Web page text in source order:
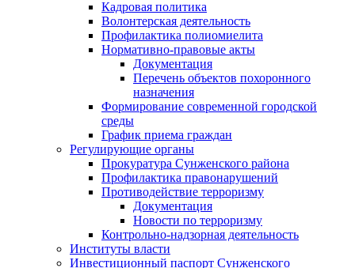
Кадровая политика
Волонтерская деятельность
Профилактика полиомиелита
Нормативно-правовые акты
Документация
Перечень объектов похоронного
назначения
Формирование современной городской
среды
График приема граждан
Регулирующие органы
Прокуратура Сунженского района
Профилактика правонарушений
Противодействие терроризму
Документация
Новости по терроризму
Контрольно-надзорная деятельность
Институты власти
Инвестиционный паспорт Сунженского